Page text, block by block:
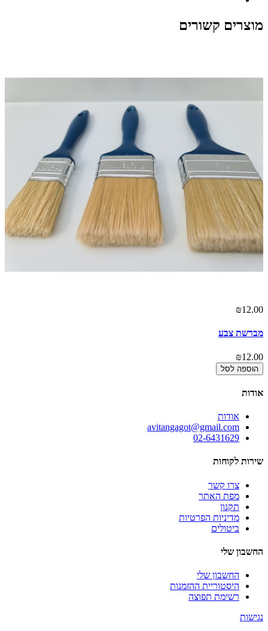
מוצרים קשורים
₪12.00
מברשת צבע
₪12.00
הוספה לסל
אודות
אודות
avitangagot@gmail.com
02-6431629
שירות לקוחות
צרו קשר
מפת האתר
תקנון
מדיניות הפרטיות
ביטולים
החשבון שלי
החשבון שלי
היסטוריית ההזמנות
רשימת תפוצה
נגישות